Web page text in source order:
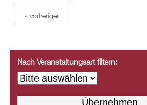
« vorheriger
Nach Veranstaltungsart filtern: